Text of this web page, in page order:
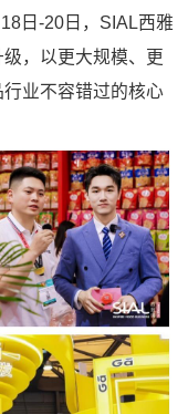
日-20日，SIAL西雅
，以更大规模、更
业不容错过的核心